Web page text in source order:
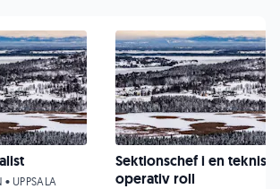
• UPPSALA
Sektionschef i en teknisk
operativ roll